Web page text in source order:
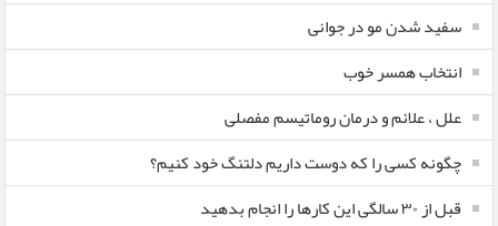
سفید شدن مو در جوانی
انتخاب همسر خوب
علل ، علائم و درمان روماتیسم مفصلی
چگونه کسی را که دوست داریم دلتنگ خود کنیم؟
قبل از ۳۰ سالگی این کارها را انجام بدهید